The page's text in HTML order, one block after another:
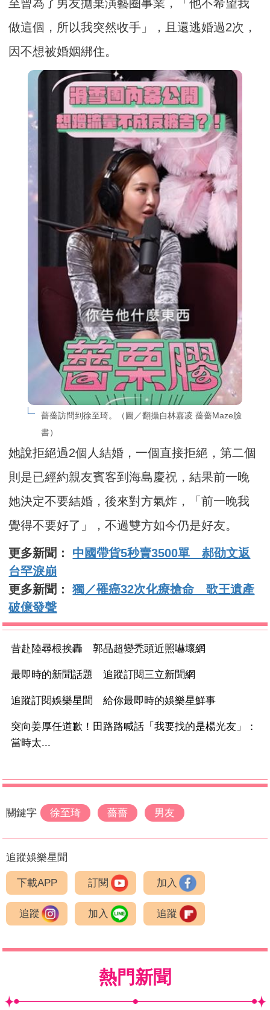
至曾為了男友拋棄演藝圈事業，「他不希望我
做這個，所以我突然收手」，且還逃婚過2次，
因不想被婚姻綁住。
薔薔訪問到徐至琦。（圖／翻攝自林嘉凌 薔薔Maze臉
書）
她說拒絕過2個人結婚，一個直接拒絕，第二個
則是已經約親友賓客到海島慶祝，結果前一晚
她決定不要結婚，後來對方氣炸，「前一晚我
覺得不要好了」，不過雙方如今仍是好友。
更多新聞： 中國帶貨5秒賣3500單 郝劭文返
台罕淚崩
更多新聞：獨／罹癌32次化療搶命 歌王遺產
破億發聲
昔赴陸尋根挨轟 郭品超變禿頭近照嚇壞網
最即時的新聞話題 追蹤訂閱三立新聞網
追蹤訂閱娛樂星聞 給你最即時的娛樂星鮮事
突向姜厚任道歉！田路路喊話「我要找的是楊光友」：
當時太...
關鍵字 徐至琦 薔薔 男友
追蹤娛樂星聞
下載APP 訂閱 加入
追蹤 加入 追蹤
熱門新聞